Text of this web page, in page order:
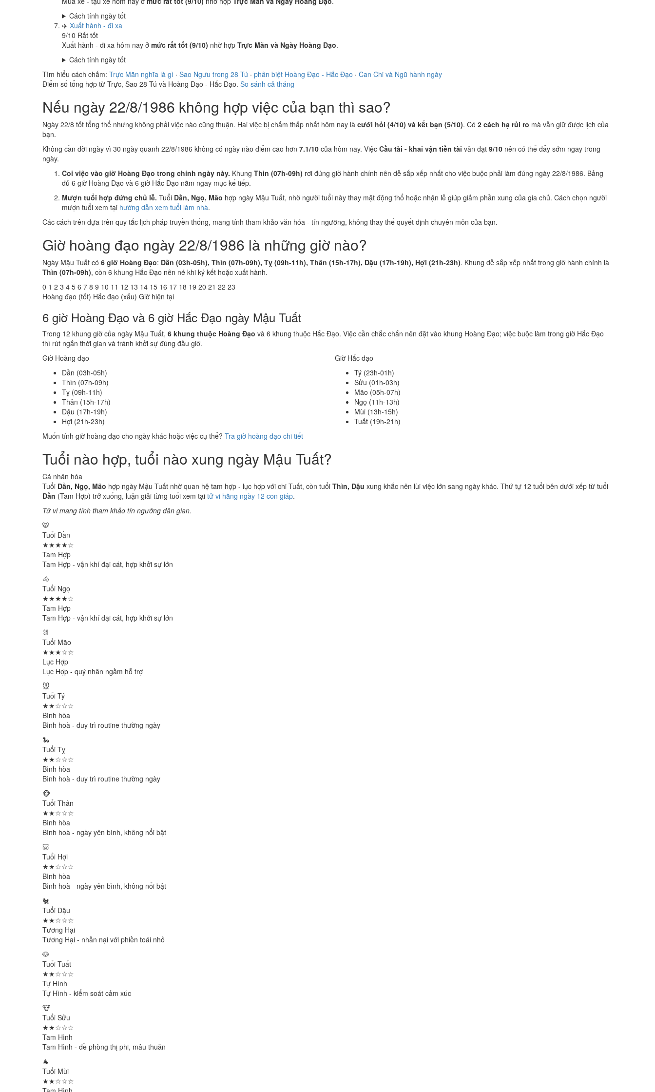
Cách tính ngày tốt
✈️ Xuất hành - đi xa
9/10 Rất tốt
Xuất hành - đi xa hôm nay ở mức rất tốt (9/10) nhờ hợp Trực Mãn và Ngày Hoàng Đạo.
Cách tính ngày tốt
Tìm hiểu cách chấm: Trực Mãn nghĩa là gì · Sao Ngưu trong 28 Tú · phân biệt Hoàng Đạo - Hắc Đạo · Can Chi và Ngũ hành ngày
Điểm số tổng hợp từ Trực, Sao 28 Tú và Hoàng Đạo - Hắc Đạo. So sánh cả tháng
Nếu ngày 22/8/1986 không hợp việc của bạn thì sao?
Ngày 22/8 tốt tổng thể nhưng không phải việc nào cũng thuận. Hai việc bị chấm thấp nhất hôm nay là cưới hỏi (4/10) và kết bạn (5/10). Có 2 cách hạ rủi ro mà vẫn giữ được lịch của
bạn.
Không cần dời ngày vì 30 ngày quanh 22/8/1986 không có ngày nào điểm cao hơn 7.1/10 của hôm nay. Việc Cầu tài - khai vận tiền tài vẫn đạt 9/10 nên có thể đẩy sớm ngay trong
ngày.
Coi việc vào giờ Hoàng Đạo trong chính ngày này. Khung Thìn (07h-09h) rơi đúng giờ hành chính nên dễ sắp xếp nhất cho việc buộc phải làm đúng ngày 22/8/1986. Bảng
đủ 6 giờ Hoàng Đạo và 6 giờ Hắc Đạo nằm ngay mục kế tiếp.
Mượn tuổi hợp đứng chủ lễ. Tuổi Dần, Ngọ, Mão hợp ngày Mậu Tuất, nhờ người tuổi này thay mặt động thổ hoặc nhận lễ giúp giảm phần xung của gia chủ. Cách chọn người
mượn tuổi xem tại hướng dẫn xem tuổi làm nhà.
Các cách trên dựa trên quy tắc lịch pháp truyền thống, mang tính tham khảo văn hóa - tín ngưỡng, không thay thế quyết định chuyên môn của bạn.
Giờ hoàng đạo ngày 22/8/1986 là những giờ nào?
Ngày Mậu Tuất có 6 giờ Hoàng Đạo: Dần (03h-05h), Thìn (07h-09h), Tỵ (09h-11h), Thân (15h-17h), Dậu (17h-19h), Hợi (21h-23h). Khung dễ sắp xếp nhất trong giờ hành chính là
Thìn (07h-09h), còn 6 khung Hắc Đạo nên né khi ký kết hoặc xuất hành.
0 1 2 3 4 5 6 7 8 9 10 11 12 13 14 15 16 17 18 19 20 21 22 23
Hoàng đạo (tốt) Hắc đạo (xấu) Giờ hiện tại
6 giờ Hoàng Đạo và 6 giờ Hắc Đạo ngày Mậu Tuất
Trong 12 khung giờ của ngày Mậu Tuất, 6 khung thuộc Hoàng Đạo và 6 khung thuộc Hắc Đạo. Việc cần chắc chắn nên đặt vào khung Hoàng Đạo; việc buộc làm trong giờ Hắc Đạo
thì rút ngắn thời gian và tránh khởi sự đúng đầu giờ.
Giờ Hoàng đạo
Dần (03h-05h)
Thìn (07h-09h)
Tỵ (09h-11h)
Thân (15h-17h)
Dậu (17h-19h)
Hợi (21h-23h)
Giờ Hắc đạo
Tý (23h-01h)
Sửu (01h-03h)
Mão (05h-07h)
Ngọ (11h-13h)
Mùi (13h-15h)
Tuất (19h-21h)
Muốn tính giờ hoàng đạo cho ngày khác hoặc việc cụ thể? Tra giờ hoàng đạo chi tiết
Tuổi nào hợp, tuổi nào xung ngày Mậu Tuất?
Cá nhân hóa
Tuổi Dần, Ngọ, Mão hợp ngày Mậu Tuất nhờ quan hệ tam hợp - lục hợp với chi Tuất, còn tuổi Thìn, Dậu xung khắc nên lùi việc lớn sang ngày khác. Thứ tự 12 tuổi bên dưới xếp từ tuổi
Dần (Tam Hợp) trở xuống, luận giải từng tuổi xem tại tử vi hằng ngày 12 con giáp.
Tử vi mang tính tham khảo tín ngưỡng dân gian.
🐯
Tuổi Dần
★★★★☆
Tam Hợp
Tam Hợp - vận khí đại cát, hợp khởi sự lớn
🐴
Tuổi Ngọ
★★★★☆
Tam Hợp
Tam Hợp - vận khí đại cát, hợp khởi sự lớn
🐰
Tuổi Mão
★★★☆☆
Lục Hợp
Lục Hợp - quý nhân ngầm hỗ trợ
🐭
Tuổi Tý
★★☆☆☆
Bình hòa
Bình hoà - duy trì routine thường ngày
🐍
Tuổi Tỵ
★★☆☆☆
Bình hòa
Bình hoà - duy trì routine thường ngày
🐵
Tuổi Thân
★★☆☆☆
Bình hòa
Bình hoà - ngày yên bình, không nổi bật
🐷
Tuổi Hợi
★★☆☆☆
Bình hòa
Bình hoà - ngày yên bình, không nổi bật
🐔
Tuổi Dậu
★★☆☆☆
Tương Hại
Tương Hại - nhẫn nại với phiền toái nhỏ
🐶
Tuổi Tuất
★★☆☆☆
Tự Hình
Tự Hình - kiểm soát cảm xúc
🐮
Tuổi Sửu
★★☆☆☆
Tam Hình
Tam Hình - đề phòng thị phi, mâu thuẫn
🐐
Tuổi Mùi
★★☆☆☆